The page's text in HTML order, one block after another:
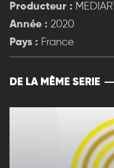
Producteur : MEDIART
Année : 2020
Pays : France
DE LA MÊME SERIE